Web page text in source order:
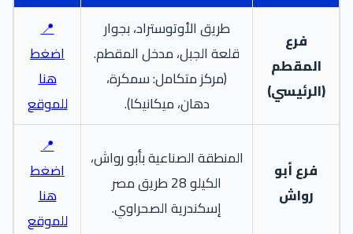
فرع
المقطم
(الرئيسي)
طريق الأوتوستراد، بجوار
قلعة الجبل، مدخل المقطم.
(مركز متكامل: سمكرة،
دهان، ميكانيكا).
اضغط
للموقع
فرع أبو
رواش
المنطقة الصناعية بأبو رواش،
الكيلو 28 طريق مصر
إسكندرية الصحراوي.
اضغط
للموقع